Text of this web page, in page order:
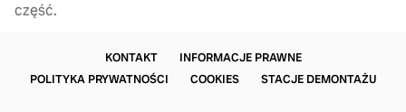
część.
KONTAKT
INFORMACJE PRAWNE
POLITYKA PRYWATNOŚCI
COOKIES STACJE DEMONTAŻU